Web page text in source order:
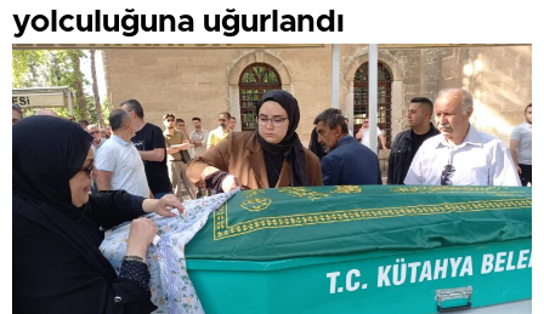
yolculuğuna uğurlandı